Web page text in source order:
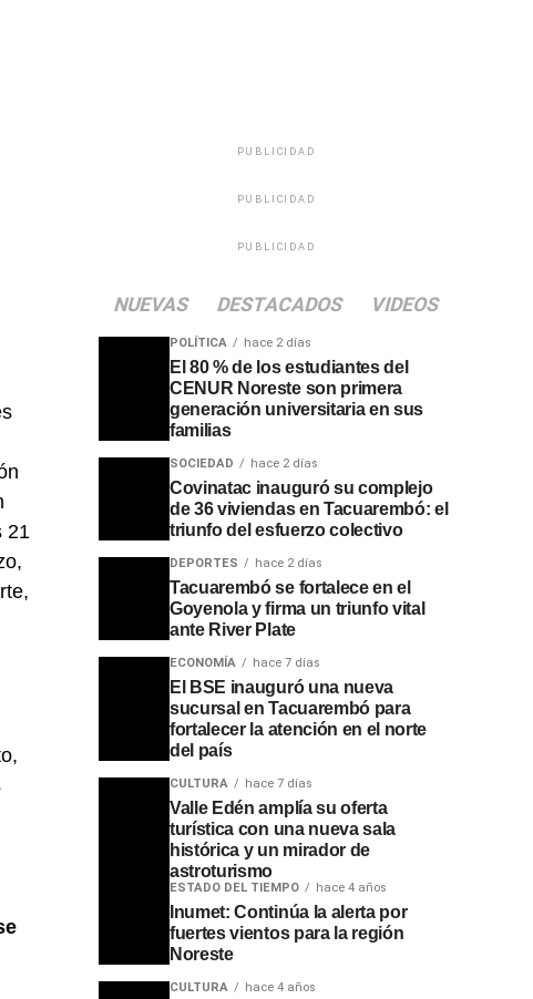
21
PUBLICIDAD
PUBLICIDAD
PUBLICIDAD
NUEVAS DESTACADOS VIDEOS
POLÍTICA hace 2 días
El 80 % de los estudiantes del
CENUR Noreste son primera
generación universitaria en sus
familias
SOCIEDAD hace 2 días
Covinatac inauguró su complejo
de 36 viviendas en Tacuarembó: el
triunfo del esfuerzo colectivo
DEPORTES hace 2 días
Tacuarembó se fortalece en el
Goyenola y firma un triunfo vital
ante River Plate
ECONOMÍA hace 7 días
El BSE inauguró una nueva
sucursal en Tacuarembó para
fortalecer la atención en el norte
del país
CULTURA hace 7 días
Valle Edén amplía su oferta
turística con una nueva sala
histórica y un mirador de
astroturismo
ESTADO DEL TIEMPO hace 4 años
Inumet: Continúa la alerta por
fuertes vientos para la región
Noreste
CULTURA hace 4 años